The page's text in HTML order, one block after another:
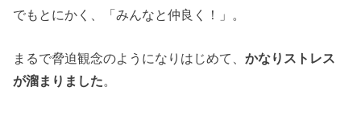
でもとにかく、「みんなと仲良く！」。
まるで脅迫観念のようになりはじめて、かなりストレス
が溜まりました。